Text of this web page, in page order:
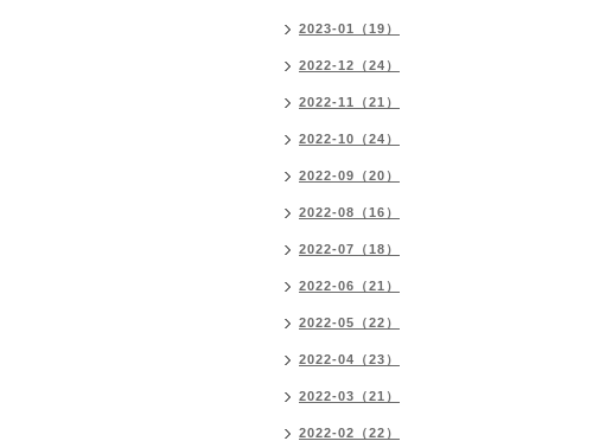
2023-01（19）
2022-12（24）
2022-11（21）
2022-10（24）
2022-09（20）
2022-08（16）
2022-07（18）
2022-06（21）
2022-05（22）
2022-04（23）
2022-03（21）
2022-02（22）